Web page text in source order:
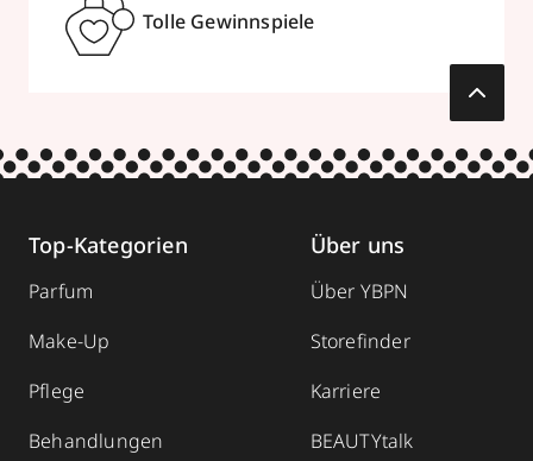
Tolle Gewinnspiele
Top-Kategorien
Parfum
Make-Up
Pflege
Behandlungen
Über uns
Über YBPN
Storefinder
Karriere
BEAUTYtalk